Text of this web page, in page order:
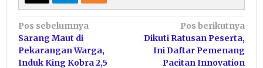
Navigasi
pos
Pos sebelumnya
Sarang Maut di
Pekarangan Warga,
Induk King Kobra 2,5
Pos berikutnya
Dikuti Ratusan Peserta,
Ini Daftar Pemenang
Pacitan Innovation